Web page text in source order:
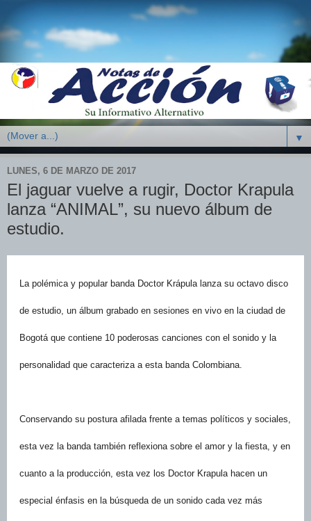
▼
LUNES, 6 DE MARZO DE 2017
El jaguar vuelve a rugir, Doctor Krapula
lanza “ANIMAL”, su nuevo álbum de
estudio.
La polémica y popular banda Doctor Krápula lanza su octavo disco
de estudio, un álbum grabado en sesiones en vivo en la ciudad de
Bogotá que contiene 10 poderosas canciones con el sonido y la
personalidad que caracteriza a esta banda Colombiana.
Conservando su postura afilada frente a temas políticos y sociales,
esta vez la banda también reflexiona sobre el amor y la fiesta, y en
cuanto a la producción, esta vez los Doctor Krapula hacen un
especial énfasis en la búsqueda de un sonido cada vez más